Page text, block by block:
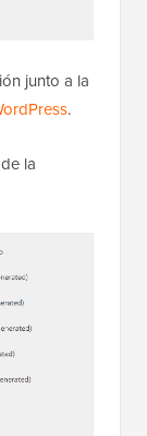
junto a la
.
la